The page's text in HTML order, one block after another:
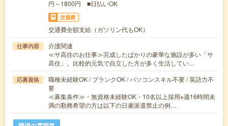
円～1800円 ■日払いOK
交通費
交通費全額支給（ガソリン代もOK）
仕事内容
介護関連
≪サ高住のお仕事≫完成したばかりの豪華な施設が多い「サ
高住」。比較的元気で自立した方が多く生活してい…
応募資格
職種未経験OK / ブランクOK / パソコンスキル不要 / 英語力不
要
≪募集条件≫・無資格未経験OK・10名以上採用※週16時間未
満の勤務希望の方は以下の日雇派遣禁止の例…